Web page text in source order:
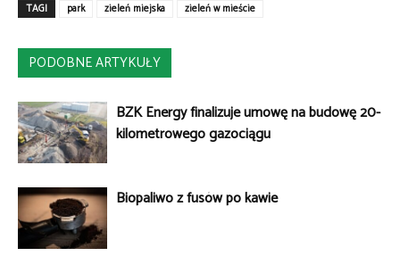
TAGI park zieleń miejska zieleń w mieście
PODOBNE ARTYKUŁY
BZK Energy finalizuje umowę na budowę 20-
kilometrowego gazociągu
Biopaliwo z fusów po kawie